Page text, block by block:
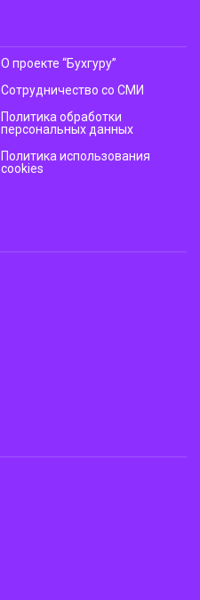
О проекте “Бухгуру”
Сотрудничество со СМИ
Политика обработки
персональных данных
Политика использования
cookies